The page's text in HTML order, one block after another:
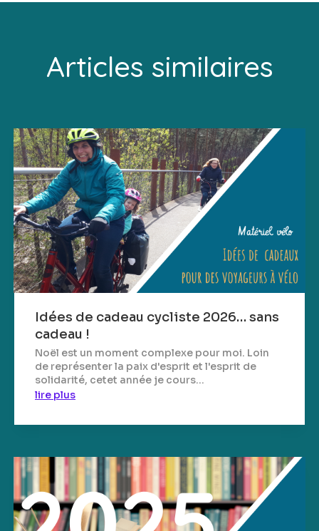
Articles similaires
Idées de cadeau cycliste 2026… sans
cadeau !
Noël est un moment complexe pour moi. Loin
de représenter la paix d'esprit et l'esprit de
solidarité, cetet année je cours...
lire plus